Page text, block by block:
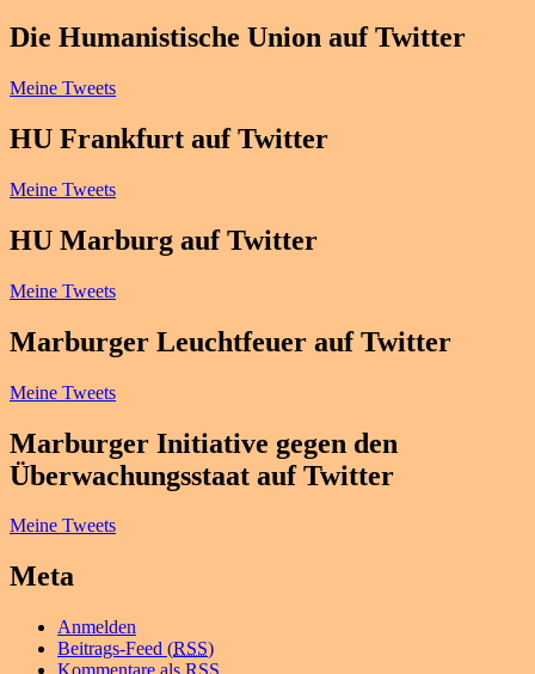
Die Humanistische Union auf Twitter
Meine Tweets
HU Frankfurt auf Twitter
Meine Tweets
HU Marburg auf Twitter
Meine Tweets
Marburger Leuchtfeuer auf Twitter
Meine Tweets
Marburger Initiative gegen den
Überwachungsstaat auf Twitter
Meine Tweets
Meta
Anmelden
Beitrags-Feed (RSS)